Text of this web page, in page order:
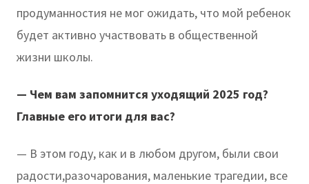
продуманностия не мог ожидать, что мой ребенок
будет активно участвовать в общественной
жизни школы.
— Чем вам запомнится уходящий 2025 год?
Главные его итоги для вас?
— В этом году, как и в любом другом, были свои
радости,разочарования, маленькие трагедии, все